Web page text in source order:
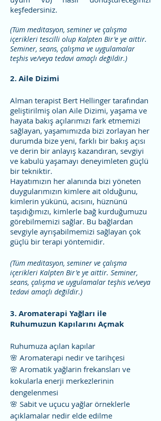
keşfedersiniz.
(Tüm meditasyon, seminer ve çalışma
içerikleri tescilli olup Kalpten Bir'e ye aittir.
Seminer, seans, çalışma ve uygulamalar
teşhis ve/veya tedavi amaçlı değildir.)
2. Aile Dizimi
Alman terapist Bert Hellinger tarafından
geliştirilmiş olan Aile Dizimi, yaşama ve
hayata bakış açılarımızı fark etmemizi
sağlayan, yaşamımızda bizi zorlayan her
durumda bize yeni, farklı bir bakış açısı
ve derin bir anlayış kazandıran, sevgiyi
ve kabulü yaşamayı deneyimleten güçlü
bir tekniktir.
Hayatımızın her alanında bizi yöneten
duygularımızın kimlere ait olduğunu,
kimlerin yükünü, acısını, hüznünü
taşıdığımızı, kimlerle bağ kurduğumuzu
görebilmemizi sağlar. Bu bağlardan
sevgiyle ayrışabilmemizi sağlayan çok
güçlü bir terapi yöntemidir.
(Tüm meditasyon, seminer ve çalışma
içerikleri Kalpten Bir'e ye aittir. Seminer,
seans, çalışma ve uygulamalar teşhis ve/veya
tedavi amaçlı değildir.)
3. Aromaterapi Yağları ile
Ruhumuzun Kapılarını Açmak
Ruhumuza açılan kapılar
🌸 Aromaterapi nedir ve tarihçesi
🌸 Aromatik yağlarin frekansları ve
kokularla enerji merkezlerinin
dengelenmesi
🌸 Sabit ve uçucu yağlar örneklerle
açıklamalar nedir elde edilme